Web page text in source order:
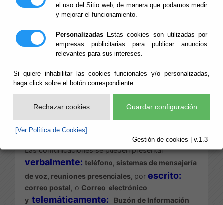
el uso del Sitio web, de manera que podamos medir
y mejorar el funcionamiento.
Personalizadas Estas cookies son utilizadas por
empresas publicitarias para publicar anuncios
relevantes para sus intereses.
Si quiere inhabilitar las cookies funcionales y/o personalizadas,
haga click sobre el botón correspondiente.
Rechazar cookies Guardar configuración
[Ver Política de Cookies]
Gestión de cookies | v.1.3
EsteCanalnace de la obligación legal, establecida
por la Ley 2/2023, de ofrecer mecanismos para:
conocimiento de la Diputación de Almería
determinadas infracciones penales o
administrativas graves o muy graves.
- proteger a las personas que las detecten en el
contexto laboral de esta organización y las
comuniquen a través de dicho Canal.
Las comunicaciones se pueden presentar
verbalmente: teléfono, sistemas de mensajería
de voz, reuniones presenciales, por escrito:
correo postal o Correo electrónico
y telemáticamente: , Buzón de Información